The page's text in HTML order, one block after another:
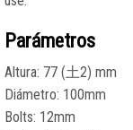
Parámetros
Altura: 77 (土2) mm
Diámetro: 100mm
Bolts: 12mm